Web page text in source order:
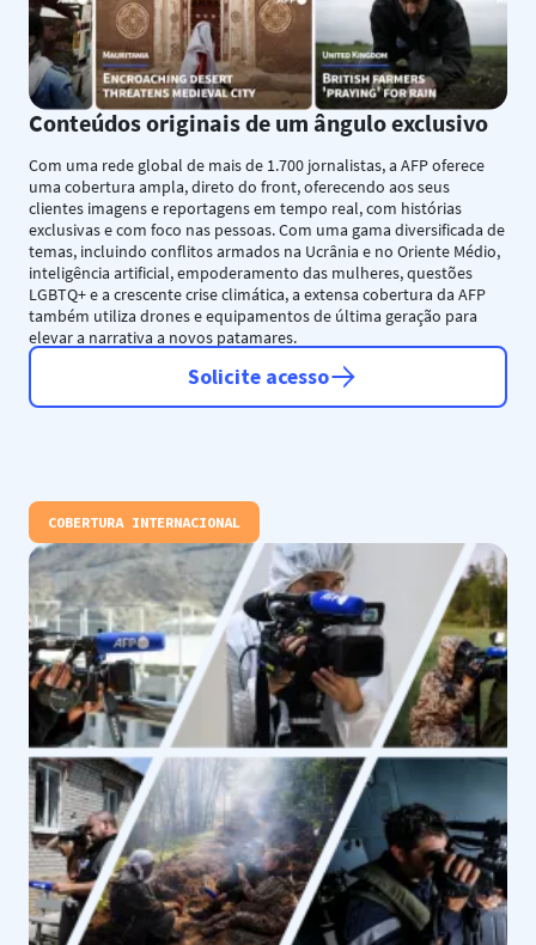
Conteúdos originais de um ângulo exclusivo
Com uma rede global de mais de 1.700 jornalistas, a AFP oferece
uma cobertura ampla, direto do front, oferecendo aos seus
clientes imagens e reportagens em tempo real, com histórias
exclusivas e com foco nas pessoas. Com uma gama diversificada de
temas, incluindo conflitos armados na Ucrânia e no Oriente Médio,
inteligência artificial, empoderamento das mulheres, questões
LGBTQ+ e a crescente crise climática, a extensa cobertura da AFP
também utiliza drones e equipamentos de última geração para
elevar a narrativa a novos patamares.
Solicite acesso
COBERTURA INTERNACIONAL